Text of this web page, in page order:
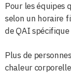
Pour les équipes
selon un horaire
de QAI
Plus de
chaleur